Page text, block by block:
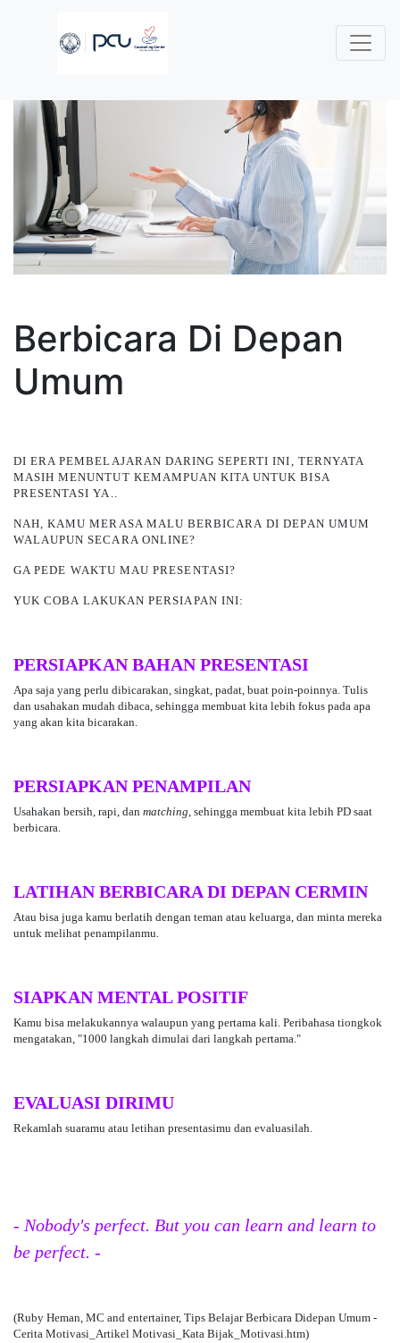
Berbicara Di Depan
Umum
DI ERA PEMBELAJARAN DARING SEPERTI INI, TERNYATA
MASIH MENUNTUT KEMAMPUAN KITA UNTUK BISA
PRESENTASI YA..
NAH, KAMU MERASA MALU BERBICARADI DEPAN UMUM
WALAUPUN SECARA ONLINE?
GA PEDE WAKTU MAU PRESENTASI?
YUK COBA LAKUKAN PERSIAPAN INI:
PERSIAPKAN BAHAN PRESENTASI
Apa saja yang perlu dibicarakan, singkat, padat, buat poin-poinnya. Tulis
dan usahakan mudah dibaca, sehingga membuat kita lebih fokus pada apa
yang akan kita bicarakan.
PERSIAPKAN PENAMPILAN
Usahakan bersih, rapi, dan matching, sehingga membuat kita lebih PD saat
berbicara.
LATIHAN BERBICARA DI DEPAN CERMIN
Atau bisa juga kamu berlatih dengan teman atau keluarga, dan minta mereka
untuk melihat penampilanmu.
SIAPKAN MENTAL POSITIF
Kamu bisa melakukannya walaupun yang pertama kali. Peribahasa tiongkok
mengatakan, "1000 langkah dimulai dari langkah pertama."
EVALUASI DIRIMU
Rekamlah suaramu atau letihan presentasimu dan evaluasilah.
- Nobody's perfect. But you can learn and learn to
be perfect. -
(Ruby Heman, MC and entertainer, Tips Belajar Berbicara Didepan Umum -
Cerita Motivasi_Artikel Motivasi_Kata Bijak_Motivasi.htm)